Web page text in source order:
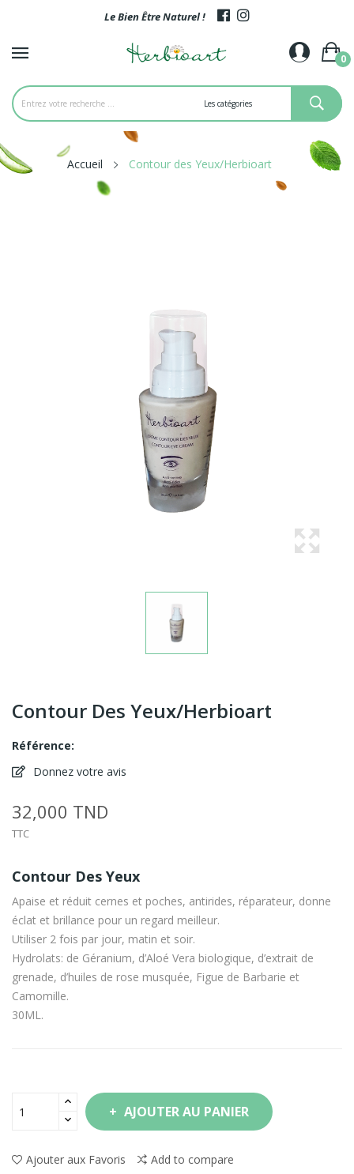
Le Bien Être Naturel !
0
Accueil Contour des Yeux/Herbioart
Contour Des Yeux/Herbioart
Référence:
Donnez votre avis
32,000 TND
TTC
Contour Des Yeux
Apaise et réduit cernes et poches, antirides, réparateur, donne
éclat et brillance pour un regard meilleur.
Utiliser 2 fois par jour, matin et soir.
Hydrolats: de Géranium, d’Aloé Vera biologique, d’extrait de
grenade, d’huiles de rose musquée, Figue de Barbarie et
Camomille.
30ML.
AJOUTER AU PANIER
Ajouter aux Favoris Add to compare